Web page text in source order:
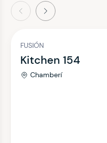
Siguiente
FUSIÓN
Kitchen 154
Chamberí